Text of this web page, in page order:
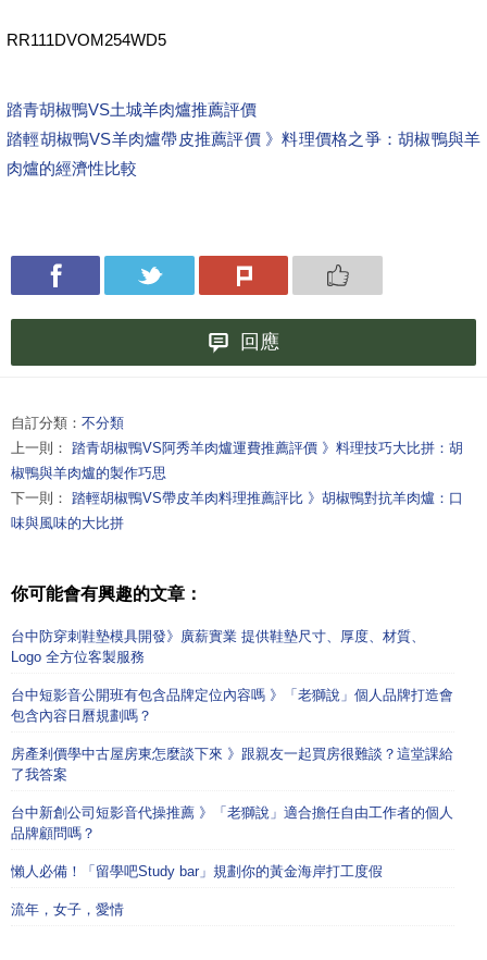
RR111DVOM254WD5
踏青胡椒鴨VS土城羊肉爐推薦評價
踏輕胡椒鴨VS羊肉爐帶皮推薦評價 》料理價格之爭：胡椒鴨與羊
肉爐的經濟性比較
回應
自訂分類： 不分類
上一則： 踏青胡椒鴨VS阿秀羊肉爐運費推薦評價 》料理技巧大比拼：胡
椒鴨與羊肉爐的製作巧思
下一則： 踏輕胡椒鴨VS帶皮羊肉料理推薦評比 》胡椒鴨對抗羊肉爐：口
味與風味的大比拼
你可能會有興趣的文章：
台中防穿刺鞋墊模具開發》廣薪實業 提供鞋墊尺寸、厚度、材質、
Logo 全方位客製服務
台中短影音公開班有包含品牌定位內容嗎 》「老獅說」個人品牌打造會
包含內容日曆規劃嗎？
房產剎價學中古屋房東怎麼談下來 》跟親友一起買房很難談？這堂課給
了我答案
台中新創公司短影音代操推薦 》「老獅說」適合擔任自由工作者的個人
品牌顧問嗎？
懶人必備！「留學吧Study bar」規劃你的黃金海岸打工度假
流年，女子，愛情